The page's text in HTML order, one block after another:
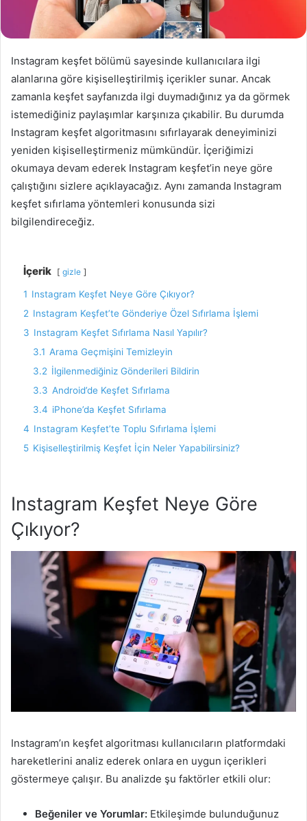
Instagram keşfet bölümü sayesinde kullanıcılara ilgi
alanlarına göre kişiselleştirilmiş içerikler sunar. Ancak
zamanla keşfet sayfanızda ilgi duymadığınız ya da görmek
istemediğiniz paylaşımlar karşınıza çıkabilir. Bu durumda
Instagram keşfet algoritmasını sıfırlayarak deneyiminizi
yeniden kişiselleştirmeniz mümkündür. İçeriğimizi
okumaya devam ederek Instagram keşfet’in neye göre
çalıştığını sizlere açıklayacağız. Aynı zamanda Instagram
keşfet sıfırlama yöntemleri konusunda sizi
bilgilendireceğiz.
İçerik gizle
1 Instagram Keşfet Neye Göre Çıkıyor?
2 Instagram Keşfet’te Gönderiye Özel Sıfırlama İşlemi
3 Instagram Keşfet Sıfırlama Nasıl Yapılır?
3.1 Arama Geçmişini Temizleyin
3.2 İlgilenmediğiniz Gönderileri Bildirin
3.3 Android’de Keşfet Sıfırlama
3.4 iPhone’da Keşfet Sıfırlama
4 Instagram Keşfet’te Toplu Sıfırlama İşlemi
5 Kişiselleştirilmiş Keşfet İçin Neler Yapabilirsiniz?
Instagram Keşfet Neye Göre
Çıkıyor?
Instagram’ın keşfet algoritması kullanıcıların platformdaki
hareketlerini analiz ederek onlara en uygun içerikleri
göstermeye çalışır. Bu analizde şu faktörler etkili olur:
Beğeniler ve Yorumlar: Etkileşimde bulunduğunuz